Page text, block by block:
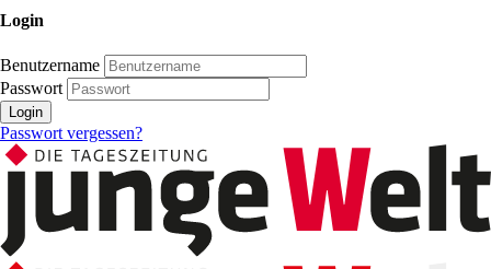
Login
Benutzername
Passwort
Login
Passwort vergessen?